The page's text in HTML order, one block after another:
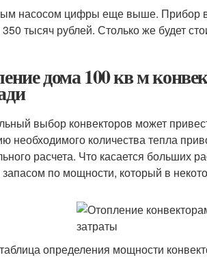
насосом цифры еще выше. Прибор
тысяч рублей. Столько же будет
дома 100 кв м
выбор конвекторов может
необходимого количества тепла
расчета. Что касается больших
по мощности, который в
определения мощности